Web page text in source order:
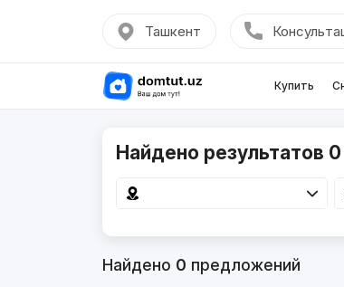
Ташкент
Купить
Найдено результатов
Найдено 0 предложений